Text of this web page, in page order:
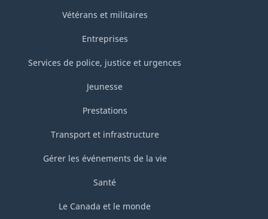
Vétérans et militaires
Entreprises
Services de police, justice et urgences
Jeunesse
Prestations
Transport et infrastructure
Gérer les événements de la vie
Santé
Le Canada et le monde